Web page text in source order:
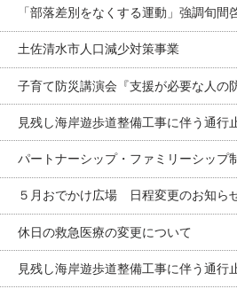
「部落差別をなくする運動」強調旬
土佐清水市人口減少対策事業
子育て防災講演会『支援が必要な人の
見残し海岸遊歩道整備工事に伴う通行
パートナーシップ・ファミリーシップ
５月おでかけ広場 日程変更のお知ら
休日の救急医療の変更について
見残し海岸遊歩道整備工事に伴う通行